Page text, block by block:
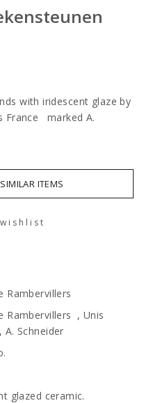
with iridescent glaze by
France marked A.
ITEMS
Rambervillers
Rambervillers , Unis
A. Schneider
glazed ceramic.